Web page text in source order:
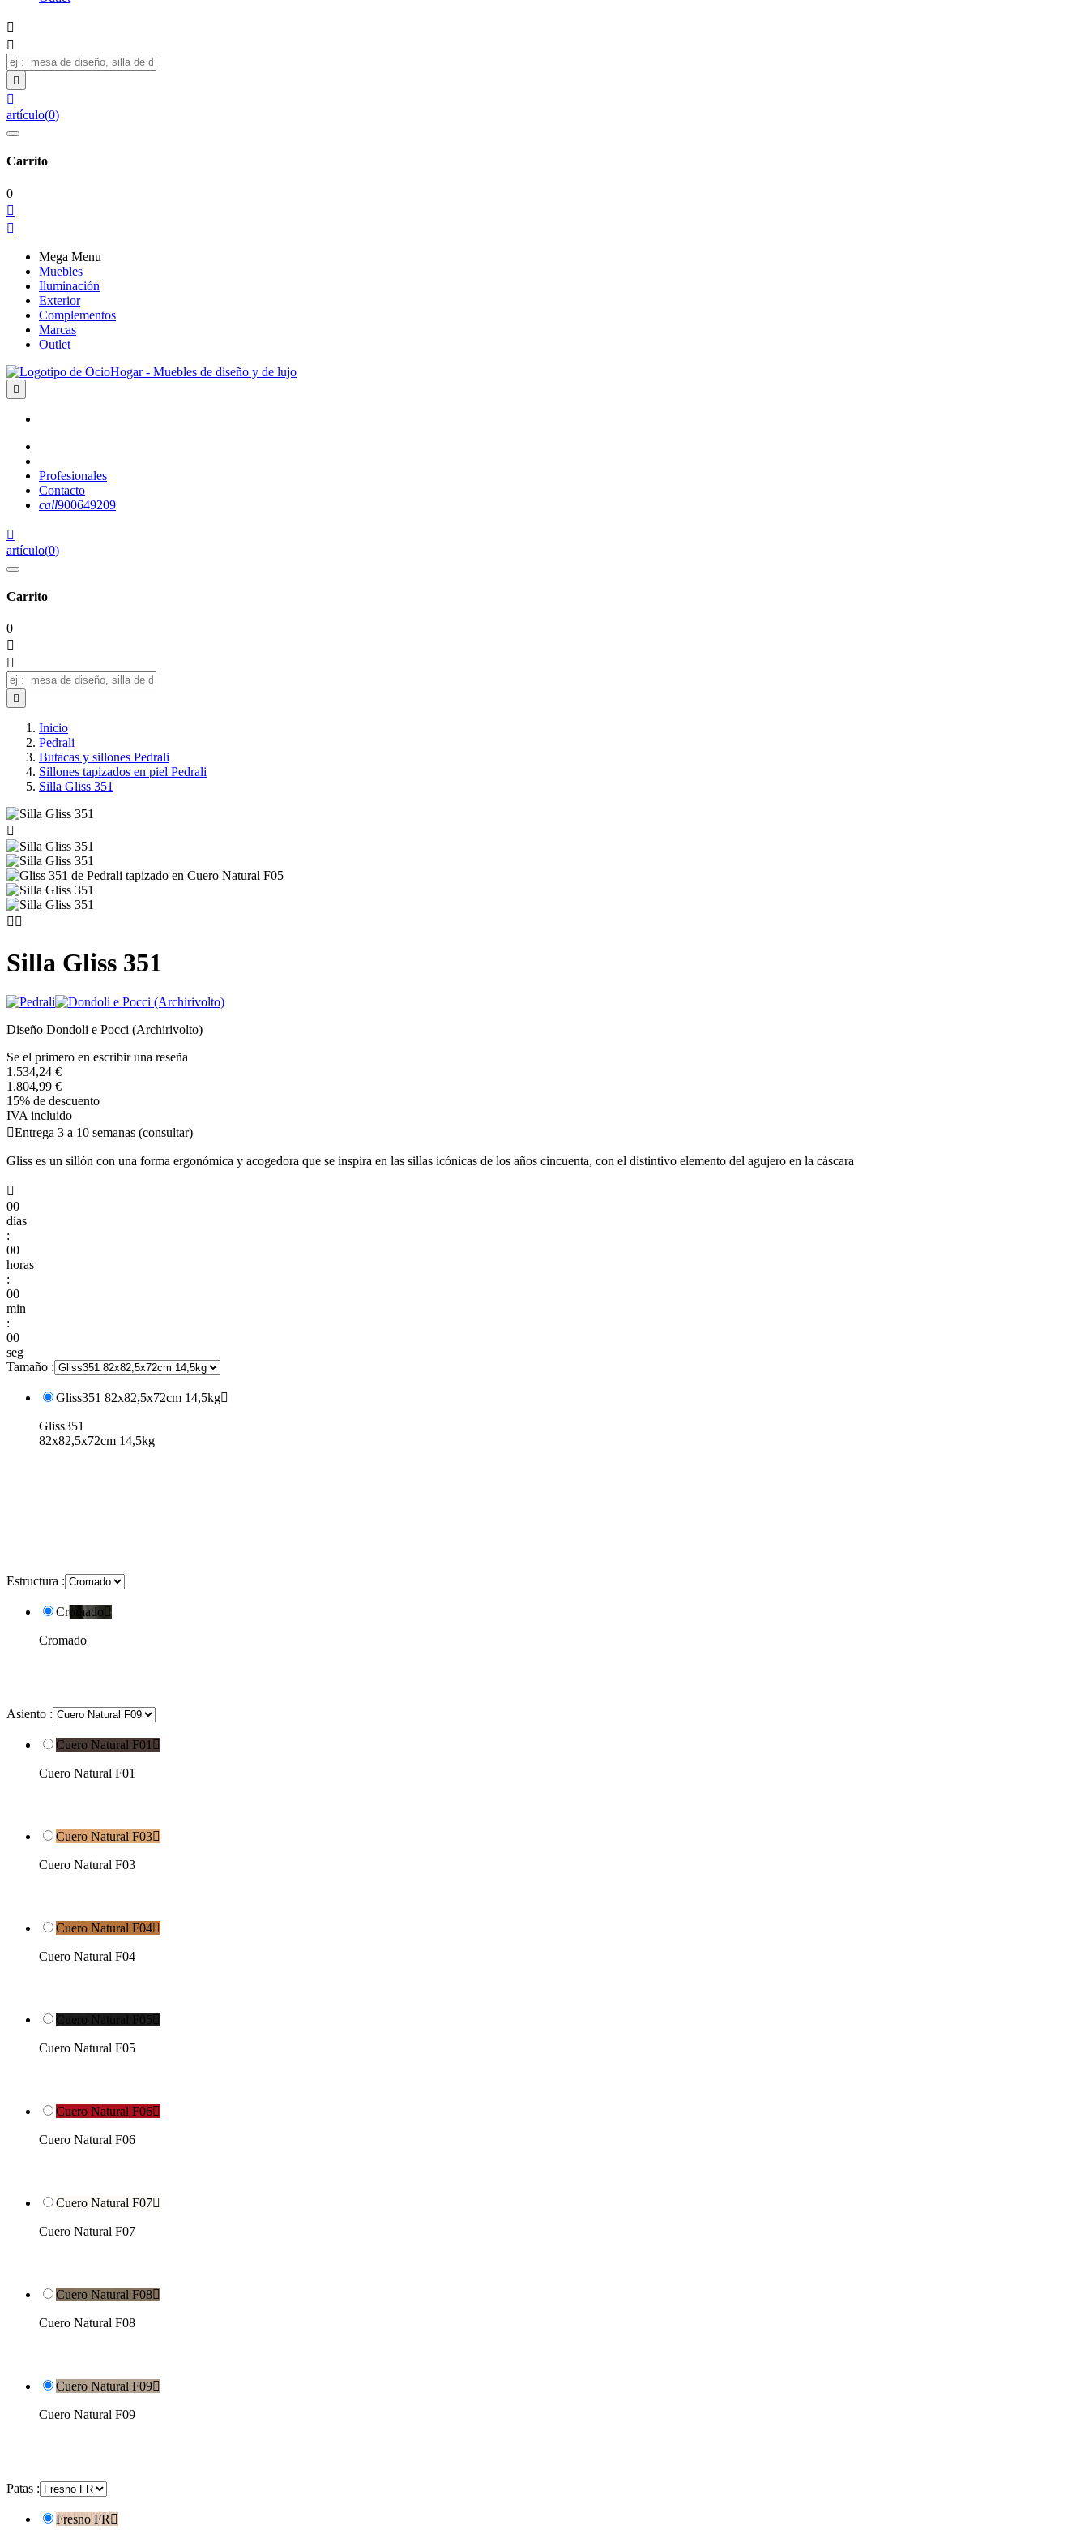




artículo(0)
Carrito
0


Mega Menu
Muebles
Iluminación
Exterior
Complementos
Marcas
Outlet

Profesionales
Contacto
call900649209

artículo(0)
Carrito
0



Inicio
Pedrali
Butacas y sillones Pedrali
Sillones tapizados en piel Pedrali
Silla Gliss 351

 
Silla Gliss 351
Diseño Dondoli e Pocci (Archirivolto)
Se el primero en escribir una reseña
1.534,24 €
1.804,99 €
15% de descuento
IVA incluido
Entrega 3 a 10 semanas (consultar)
Gliss es un sillón con una forma ergonómica y acogedora que se inspira en las sillas icónicas de los años cincuenta, con el distintivo elemento del agujero en la cáscara

00
días
:
00
horas
:
00
min
:
00
seg
Tamaño :
Gliss351 82x82,5x72cm 14,5kg
Gliss351
82x82,5x72cm 14,5kg
Estructura :
Cromado 
Cromado
Asiento :
Cuero Natural F01 
Cuero Natural F01
Cuero Natural F03
Cuero Natural F03
Cuero Natural F04
Cuero Natural F04
Cuero Natural F05 
Cuero Natural F05
Cuero Natural F06
Cuero Natural F06
Cuero Natural F07
Cuero Natural F07
Cuero Natural F08
Cuero Natural F08
Cuero Natural F09
Cuero Natural F09
Patas :
Fresno FR 